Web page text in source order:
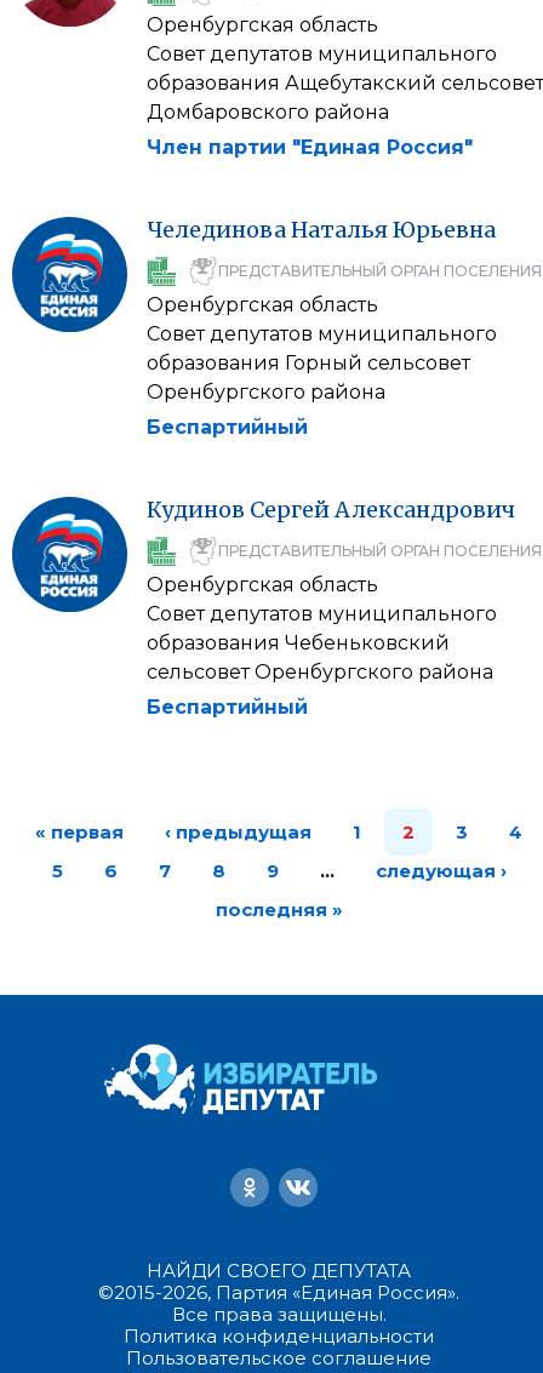
Оренбургская область
Совет депутатов муниципального
образования Ащебутакский сельсовет
Домбаровского района
Член партии "Единая Россия"
ЧелединоваНатальяЮрьевна
ПРЕДСТАВИТЕЛЬНЫЙ ОРГАН ПОСЕЛЕНИЯ
Оренбургская область
Совет депутатов муниципального
образования Горный сельсовет
Оренбургского района
Беспартийный
Кудинов СергейАлександрович
ПРЕДСТАВИТЕЛЬНЫЙ ОРГАН ПОСЕЛЕНИЯ
Оренбургская область
Совет депутатов муниципального
образования Чебеньковский
сельсовет Оренбургского района
Беспартийный
« первая ‹ предыдущая 1 2 3
4
5
6 7 8 9 …
следующая ›
последняя »
НАЙДИ СВОЕГО ДЕПУТАТА
©2015-2026, Партия «Единая Россия».
Все права защищены.
Политика конфиденциальности
Пользовательское соглашение